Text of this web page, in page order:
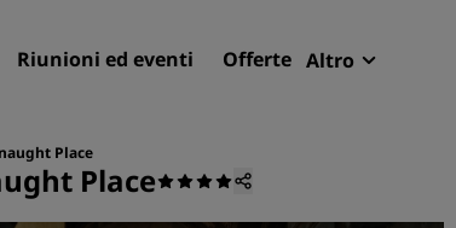
Riunioni ed eventi Offerte Altro
Trova il tuo hotel
Place
Place